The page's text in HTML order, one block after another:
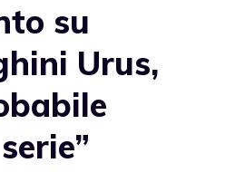
su
Urus,